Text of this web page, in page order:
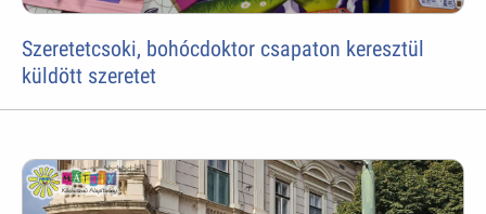
Szeretetcsoki, bohócdoktor csapaton keresztül
küldött szeretet